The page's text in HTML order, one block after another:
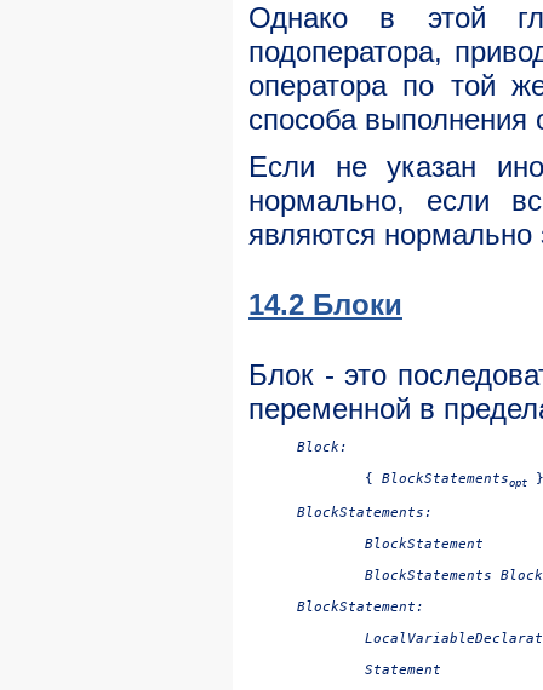
Однако в этой
подоператора,
оператора по той
способа выполнения
Если не указан
нормально, если
являются
14.2 Блоки
Блок - это
переменной в
Block:
{ BlockStatementsopt
BlockStatements:
BlockStatement
BlockStatements
BlockStatement: